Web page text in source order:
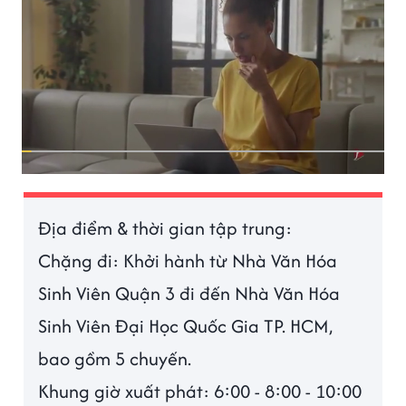
Địa điểm & thời gian tập trung:
Chặng đi: Khởi hành từ Nhà Văn Hóa
Sinh Viên Quận 3 đi đến Nhà Văn Hóa
Sinh Viên Đại Học Quốc Gia TP. HCM,
bao gồm 5 chuyến.
Khung giờ xuất phát: 6:00 - 8:00 - 10:00